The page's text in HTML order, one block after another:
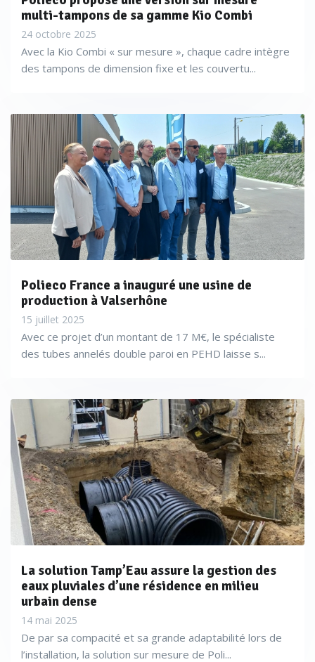
multi-tampons de sa gamme Kio Combi
24 octobre 2025
Avec la Kio Combi « sur mesure », chaque cadre intègre
des tampons de dimension fixe et les couvertu...
Polieco France a inauguré une usine de
production à Valserhône
15 juillet 2025
Avec ce projet d’un montant de 17 M€, le spécialiste
des tubes annelés double paroi en PEHD laisse s...
La solution Tamp’Eau assure la gestion des
eaux pluviales d’une résidence en milieu
urbain dense
14 mai 2025
De par sa compacité et sa grande adaptabilité lors de
l’installation, la solution sur mesure de Poli...